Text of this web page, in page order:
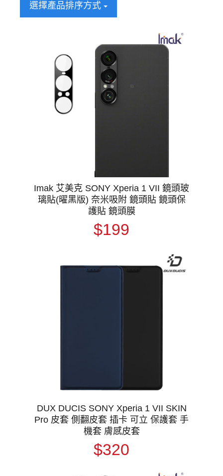
選擇產品排序方式
Imak 艾美克 SONY Xperia 1 VII 鏡頭玻
璃貼(曜黑版) 奈米吸附 鏡頭貼 鏡頭保
護貼 鏡頭膜
$199
DUX DUCIS SONY Xperia 1 VII SKIN
Pro 皮套 側翻皮套 插卡 可立 保護套 手
機套 膚感皮套
$320